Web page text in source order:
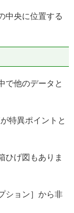
中央に位置する
で他のデータと
特異ポイントと
ひげ図もありま
ション］から非